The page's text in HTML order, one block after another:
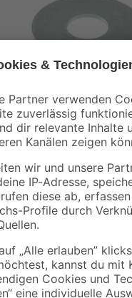
toom
Karosseriescheibe
0,19 €